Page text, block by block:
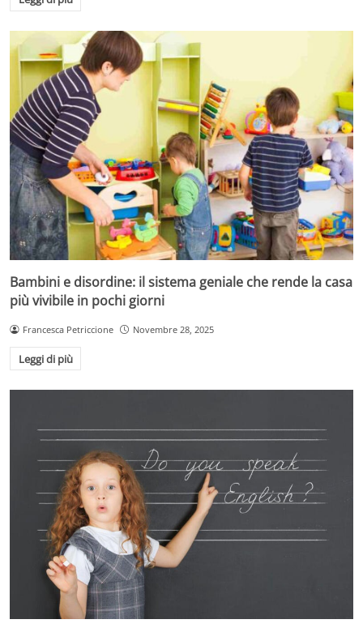
Bambini e disordine: il sistema geniale che rende la casa
più vivibile in pochi giorni
Francesca Petriccione Novembre 28, 2025
Leggi di più